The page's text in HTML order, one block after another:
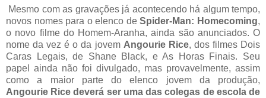
Mesmo com as gravações já acontecendo há algum tempo,
novos nomes para o elenco deSpider-Man: Homecoming,
o novo filme do Homem-Aranha, ainda são anunciados. O
nome da vez é o da jovem Angourie Rice, dos filmes Dois
Caras Legais, de Shane Black, e As Horas Finais. Seu
papel ainda não foi divulgado, mas provavelmente, assim
como a maior parte do elenco jovem da produção,
Angourie Rice deverá ser uma das colegas de escola de